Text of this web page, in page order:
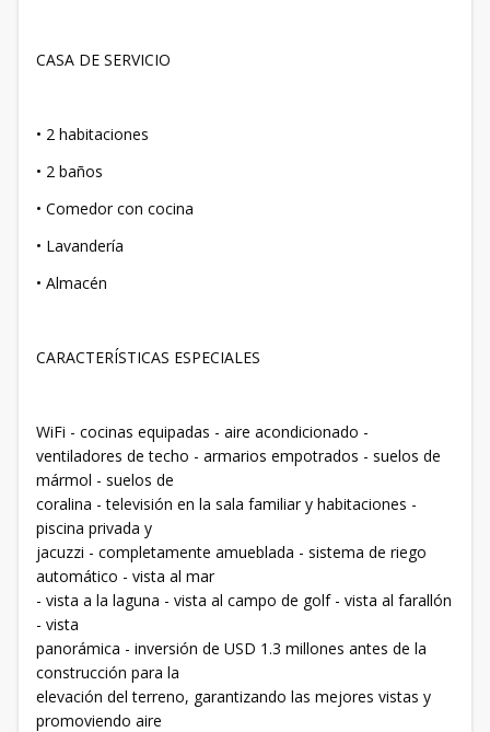
CASA DE SERVICIO
• 2 habitaciones
• 2 baños
• Comedor con cocina
• Lavandería
• Almacén
CARACTERÍSTICAS ESPECIALES
WiFi - cocinas equipadas - aire acondicionado -
ventiladores de techo - armarios empotrados - suelos de
mármol - suelos de
coralina - televisión en la sala familiar y habitaciones -
piscina privada y
jacuzzi - completamente amueblada - sistema de riego
automático - vista al mar
- vista a la laguna - vista al campo de golf - vista al farallón
- vista
panorámica - inversión de USD 1.3 millones antes de la
construcción para la
elevación del terreno, garantizando las mejores vistas y
promoviendo aire